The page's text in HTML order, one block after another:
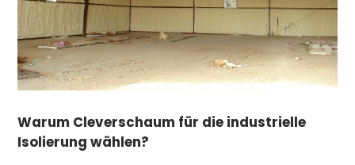
Warum Cleverschaum für die industrielle
Isolierung wählen?